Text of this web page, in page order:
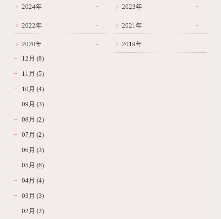
2024年 2023年
2022年 2021年
2020年
12月 (8)
11月 (5)
10月 (4)
09月 (3)
08月 (2)
07月 (2)
06月 (3)
05月 (6)
04月 (4)
03月 (3)
02月 (2)
2019年